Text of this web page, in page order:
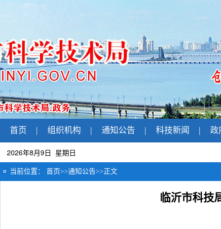
首页 | 组织机构 | 通知公告 | 科技新闻 | 政
2026年8月9日 星期日
当前位置： 首页>>通知公告>> 正文
临沂市科技